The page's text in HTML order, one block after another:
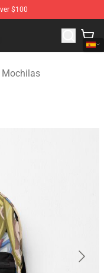
$100
Merchandise Shop
Mochilas